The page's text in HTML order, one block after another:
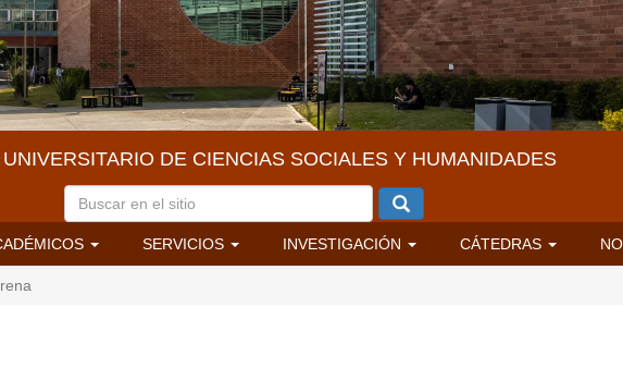
DE CIENCIAS SOCIALES Y HUMANIDADES
SERVICIOS INVESTIGACIÓN CÁTEDRAS